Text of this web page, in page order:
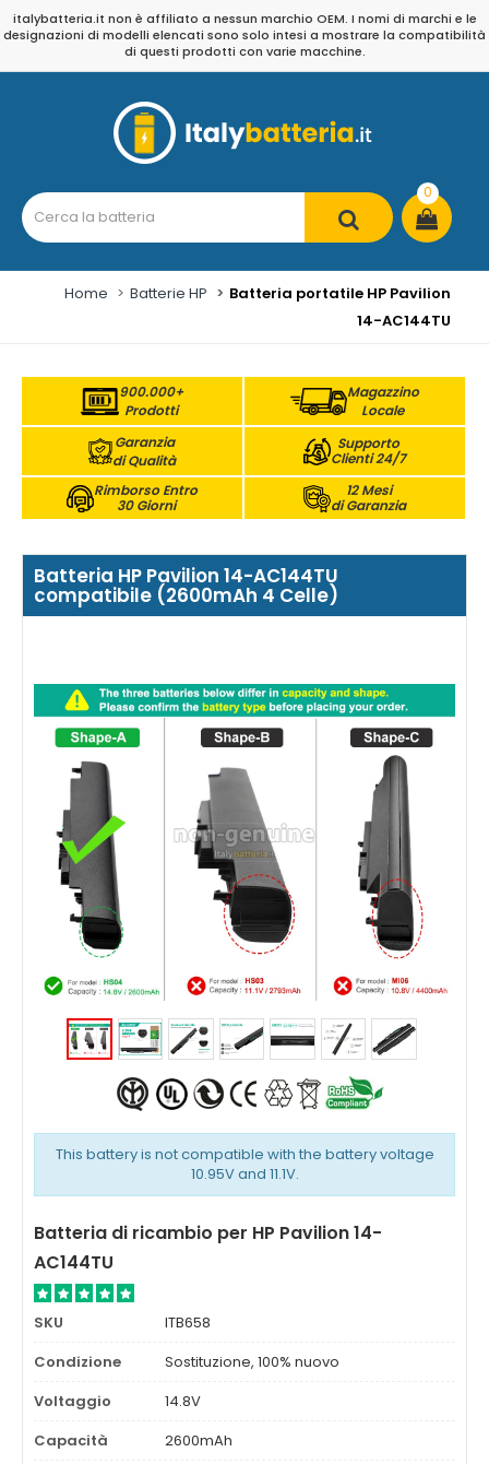
italybatteria.it non è affiliato a nessun marchio OEM. I nomi di marchi e le
designazioni di modelli elencati sono solo intesi a mostrare la compatibilità
di questi prodotti con varie macchine.
0
Home Batterie HP
Batteria portatile HP Pavilion
14-AC144TU
900.000+
Prodotti
Magazzino
Locale
Garanzia
di Qualità
Supporto
Clienti 24/7
Rimborso Entro
30 Giorni
12 Mesi
di Garanzia
Batteria HP Pavilion 14-AC144TU
compatibile (2600mAh 4 Celle)
This battery is not compatible with the battery voltage
10.95V and 11.1V.
Batteria di ricambio per HP Pavilion 14-
AC144TU
SKU
ITB658
Condizione
Sostituzione, 100% nuovo
Voltaggio
14.8V
Capacità
2600mAh